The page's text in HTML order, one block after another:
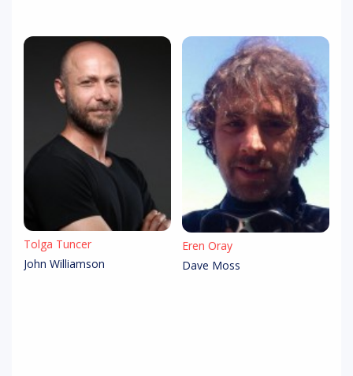
Tolga Tuncer
John Williamson
Eren Oray
Dave Moss